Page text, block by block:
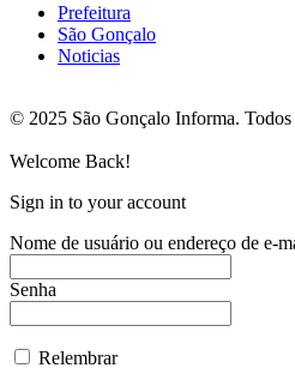
Prefeitura
São Gonçalo
Noticias
© 2025 São Gonçalo Informa. Todos
Welcome Back!
Sign in to your account
Nome de usuário ou endereço de e-
Senha
Relembrar